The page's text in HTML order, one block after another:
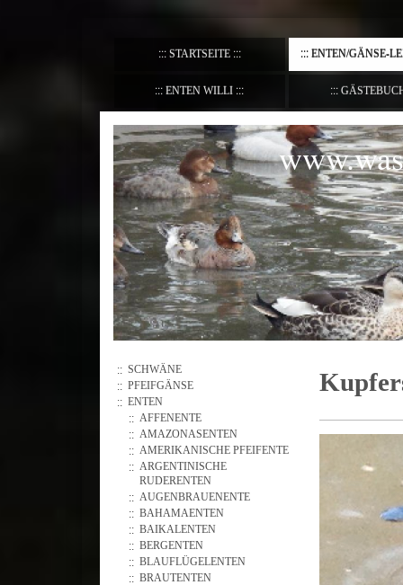
STARTSEITE ENTEN/GÄNSE-
ENTEN WILLI
SCHWÄNE
PFEIFGÄNSE
ENTEN
AFFENENTE
AMAZONASENTEN
AMERIKANISCHE PFEIFENTE
ARGENTINISCHE
RUDERENTEN
AUGENBRAUENENTE
BAHAMAENTEN
BAIKALENTEN
BERGENTEN
BLAUFLÜGELENTEN
BRAUTENTEN